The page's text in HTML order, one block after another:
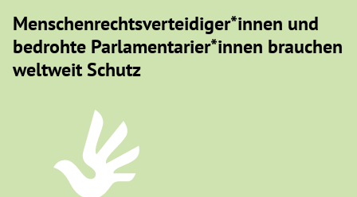
Menschenrechtsverteidiger*innen und
bedrohte Parlamentarier*innen brauchen
weltweit Schutz